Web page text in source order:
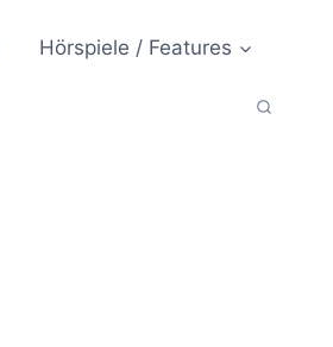
Hörspiele / Features